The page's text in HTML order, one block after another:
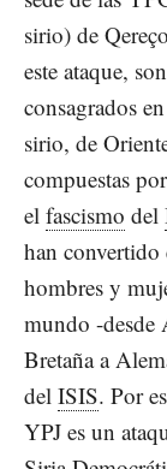
sirio) de
este ataque,
consagrados
sirio, de
compuestas
el fascismo del
han convertido
hombres y
mundo -desde
Bretaña a
del ISIS. Por
YPJ es un